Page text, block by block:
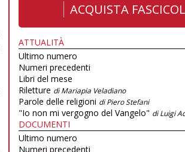
ACQUISTA
ATTUALITÀ
Ultimo numero
Numeri precedenti
Libri del mese
Riletture di Mariapia Veladiano
Parole delle religioni di Piero Stefani
"Io non mi vergogno del Vangelo" di Luigi
DOCUMENTI
Ultimo numero
Numeri precedenti